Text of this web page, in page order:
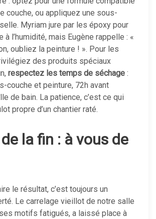
couche, ou appliquez une sous-
Myriam jure par les époxy pour
à l’humidité, mais Eugène rappelle : «
oubliez la peinture ! ». Pour les
des produits spéciaux
respectez les temps de séchage :
couche et peinture, 72h avant
de bain. La patience, c’est ce qui
propre d’un chantier raté.
la fin : à vous de
le résultat, c’est toujours un
Le carrelage vieillot de notre salle
motifs fatigués, a laissé place à